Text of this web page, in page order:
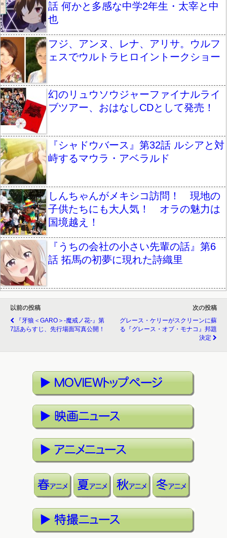
話 何かと多感な中学2年生・太宰と中
也
フジ、アンヌ、レナ、アリサ。ウルフ
ェスでウルトラヒロイントークショー
幻のリュウソウジャーファイナルライ
ブツアー、おはなしCDとして発売！
『シャドウバース』第32話 ルシアと対
峙するマウラ・アベラルド
しんちゃんがメキシコ訪問！ 現地の
子供たちにも大人気！ オラの魅力は
国境越え！
『うちの会社の小さい先輩の話』第6
話 拓馬の初夢に現れた詩織里
以前の投稿
『牙狼＜GARO＞-魔戒ノ花-』第
7話あらすじ、先行場面写真公開！
次の投稿
グレース・ケリーがスクリーンに蘇
る『グレース・オブ・モナコ』邦題
決定